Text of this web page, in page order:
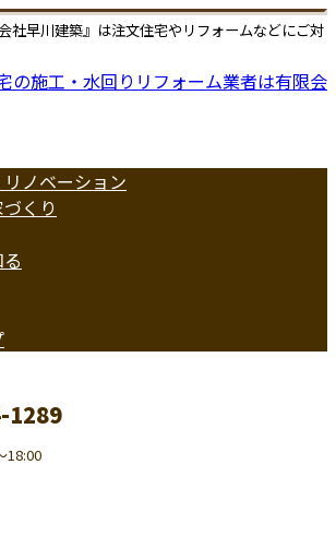
社早川建築』は注文住宅やリフォームなどにご対
ノベーション
くり
1289
18:00